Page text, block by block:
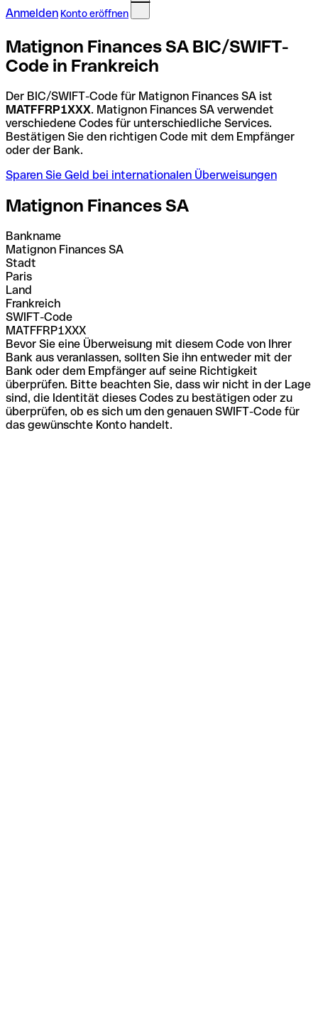
Anmelden Konto eröffnen
Matignon Finances SA BIC/SWIFT-
Code in Frankreich
Der BIC/SWIFT-Code für Matignon Finances SA ist
MATFFRP1XXX. Matignon Finances SA verwendet
verschiedene Codes für unterschiedliche Services.
Bestätigen Sie den richtigen Code mit dem Empfänger
oder der Bank.
Sparen Sie Geld bei internationalen Überweisungen
Matignon Finances SA
Bankname
Matignon Finances SA
Stadt
Paris
Land
Frankreich
SWIFT-Code
MATFFRP1XXX
Bevor Sie eine Überweisung mit diesem Code von Ihrer
Bank aus veranlassen, sollten Sie ihn entweder mit der
Bank oder dem Empfänger auf seine Richtigkeit
überprüfen. Bitte beachten Sie, dass wir nicht in der Lage
sind, die Identität dieses Codes zu bestätigen oder zu
überprüfen, ob es sich um den genauen SWIFT-Code für
das gewünschte Konto handelt.